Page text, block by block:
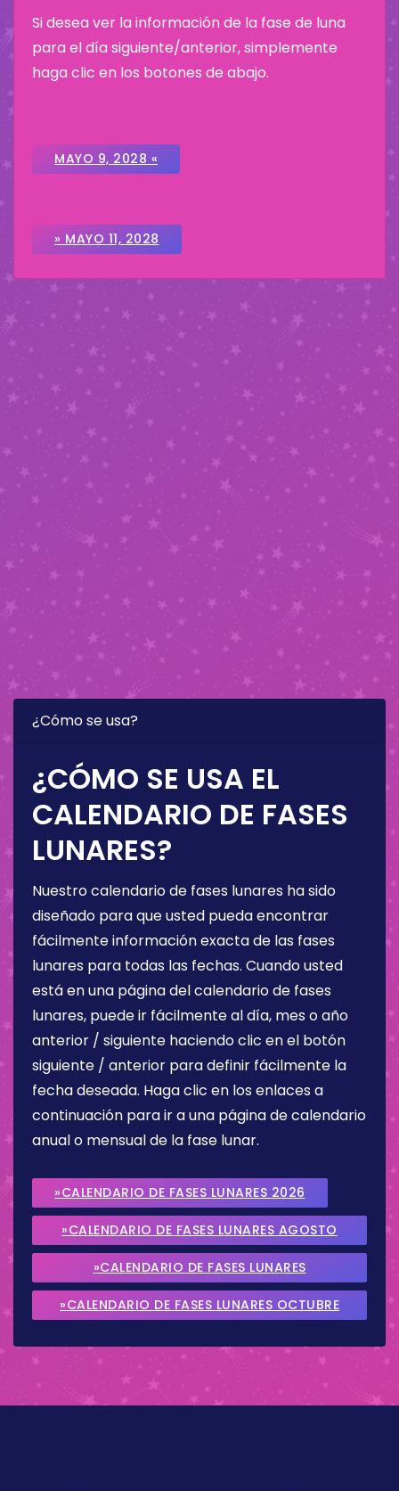
Si desea ver la información de la fase de luna
para el día siguiente/anterior, simplemente
haga clic en los botones de abajo.
MAYO 9, 2028 «
» MAYO 11, 2028
¿Cómo se usa?
¿CÓMO SE USA EL
CALENDARIO DE FASES
LUNARES?
Nuestro calendario de fases lunares ha sido
diseñado para que usted pueda encontrar
fácilmente información exacta de las fases
lunares para todas las fechas. Cuando usted
está en una página del calendario de fases
lunares, puede ir fácilmente al día, mes o año
anterior / siguiente haciendo clic en el botón
siguiente / anterior para definir fácilmente la
fecha deseada. Haga clic en los enlaces a
continuación para ir a una página de calendario
anual o mensual de la fase lunar.
»CALENDARIO DE FASES LUNARES 2026
»CALENDARIO DE FASES LUNARES AGOSTO
2026
»CALENDARIO DE FASES LUNARES
SEPTIEMBRE 2026
»CALENDARIO DE FASES LUNARES OCTUBRE